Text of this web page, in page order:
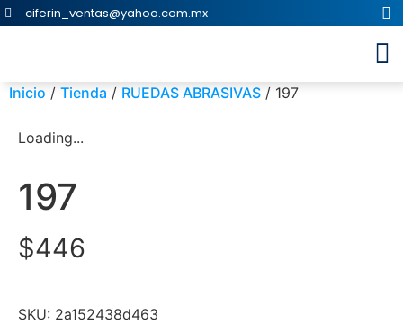
ciferin_ventas@yahoo.com.mx
Inicio / Tienda / RUEDAS ABRASIVAS / 197
Loading...
197
$446
SKU: 2a152438d463